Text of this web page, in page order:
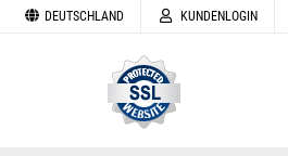
DEUTSCHLAND KUNDENLOGIN